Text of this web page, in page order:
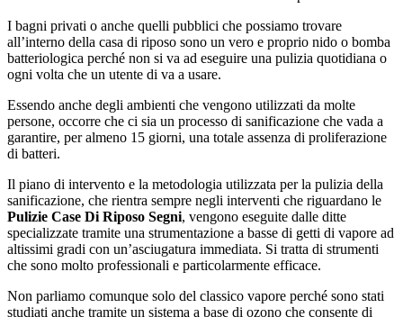
I bagni privati o anche quelli pubblici che possiamo trovare
all’interno della casa di riposo sono un vero e proprio nido o bomba
batteriologica perché non si va ad eseguire una pulizia quotidiana o
ogni volta che un utente di va a usare.
Essendo anche degli ambienti che vengono utilizzati da molte
persone, occorre che ci sia un processo di sanificazione che vada a
garantire, per almeno 15 giorni, una totale assenza di proliferazione
di batteri.
Il piano di intervento e la metodologia utilizzata per la pulizia della
sanificazione, che rientra sempre negli interventi che riguardano le
Pulizie Case Di Riposo Segni, vengono eseguite dalle ditte
specializzate tramite una strumentazione a basse di getti di vapore ad
altissimi gradi con un’asciugatura immediata. Si tratta di strumenti
che sono molto professionali e particolarmente efficace.
Non parliamo comunque solo del classico vapore perché sono stati
studiati anche tramite un sistema a base di ozono che consente di